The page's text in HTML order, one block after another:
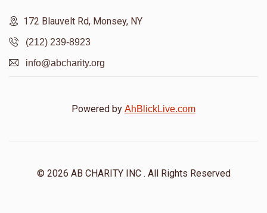
172 Blauvelt Rd, Monsey, NY
(212) 239-8923
info@abcharity.org
Powered by AhBlickLive.com
© 2026 AB CHARITY INC . All Rights Reserved